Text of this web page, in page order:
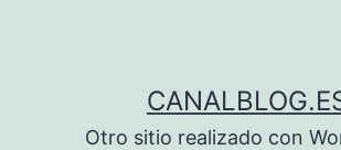
Otro sitio realizado con